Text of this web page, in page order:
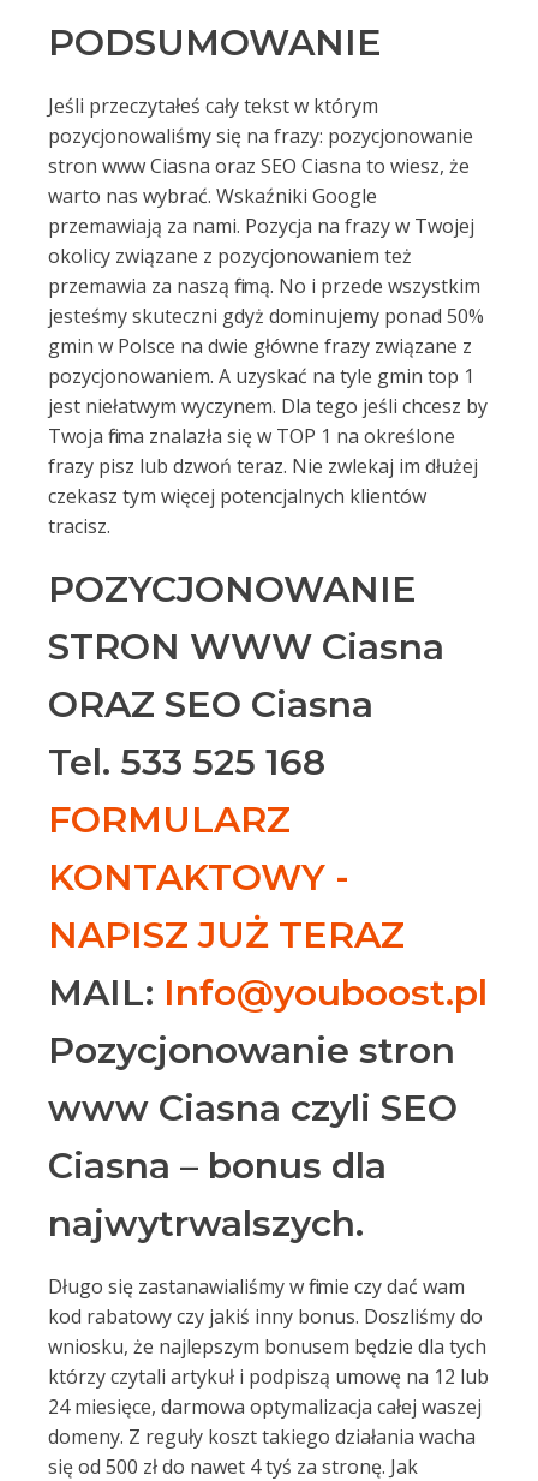
PODSUMOWANIE
Jeśli przeczytałeś cały tekst w którym
pozycjonowaliśmy się na frazy: pozycjonowanie
stron www Ciasna oraz SEO Ciasna to wiesz, że
warto nas wybrać. Wskaźniki Google
przemawiają za nami. Pozycja na frazy w Twojej
okolicy związane z pozycjonowaniem też
przemawia za naszą firmą. No i przede wszystkim
jesteśmy skuteczni gdyż dominujemy ponad 50%
gmin w Polsce na dwie główne frazy związane z
pozycjonowaniem. A uzyskać na tyle gmin top 1
jest niełatwym wyczynem. Dla tego jeśli chcesz by
Twoja firma znalazła się w TOP 1 na określone
frazy pisz lub dzwoń teraz. Nie zwlekaj im dłużej
czekasz tym więcej potencjalnych klientów
tracisz.
POZYCJONOWANIE
STRON WWW Ciasna
ORAZ SEO Ciasna
Tel. 533 525 168
FORMULARZ
KONTAKTOWY -
NAPISZ JUŻ TERAZ
MAIL: Info@youboost.pl
Pozycjonowanie stron
www Ciasna czyli SEO
Ciasna – bonus dla
najwytrwalszych.
Długo się zastanawialiśmy w firmie czy dać wam
kod rabatowy czy jakiś inny bonus. Doszliśmy do
wniosku, że najlepszym bonusem będzie dla tych
którzy czytali artykuł i podpiszą umowę na 12 lub
24 miesięce, darmowa optymalizacja całej waszej
domeny. Z reguły koszt takiego działania wacha
się od 500 zł do nawet 4 tyś za stronę. Jak